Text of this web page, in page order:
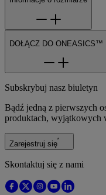
DOŁĄCZ DO ONEASICS™
Subskrybuj nasz biuletyn
Bądź jedną z pierwszych
produktach, wyjątkowych
Zarejestruj się
Skontaktuj się z nami